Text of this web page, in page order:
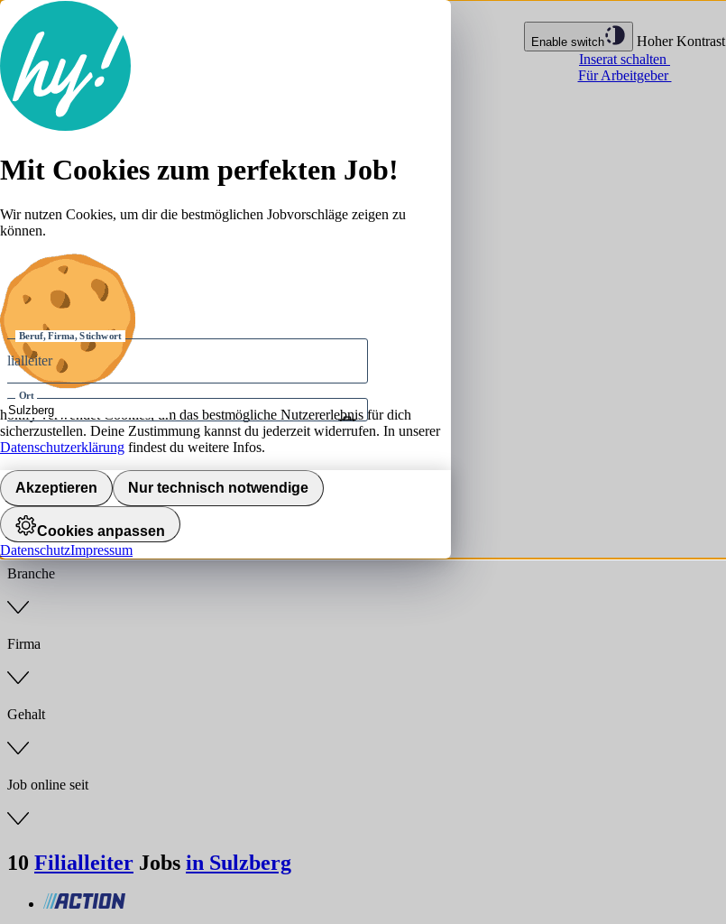
Enable switch
Hoher Kontrast
Inserat schalten
Für Arbeitgeber
Lebenslauf
Karriere-Tipps
Anmelden
Beruf, Firma, Stichwort
Ort
Umkreis
Jobs finden
Anstellungsart
Branche
Firma
Gehalt
Job online seit
10 Filialleiter Jobs in Sulzberg
Mit Cookies zum perfekten Job!
Wir nutzen Cookies, um dir die bestmöglichen Jobvorschläge zeigen zu
können.
hokify verwendet Cookies, um das bestmögliche Nutzererlebnis für dich
sicherzustellen. Deine Zustimmung kannst du jederzeit widerrufen. In unserer
Datenschutzerklärung findest du weitere Infos.
Akzeptieren Nur technisch notwendige
Cookies anpassen
DatenschutzImpressum